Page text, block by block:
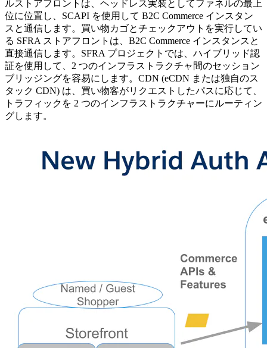
ルストアフロントは、ヘッドレス実装としてファネルの最上
位に位置し、SCAPI を使用して B2C Commerce インスタン
スと通信します。買い物カゴとチェックアウトを実行してい
る SFRA ストアフロントは、B2C Commerce インスタンスと
直接通信します。SFRA プロジェクトでは、ハイブリッド認
証を使用して、2 つのインフラストラクチャ間のセッション
ブリッジングを容易にします。CDN (eCDN または独自のス
タック CDN) は、買い物客がリクエストしたパスに応じて、
トラフィックを 2 つのインフラストラクチャーにルーティン
グします。